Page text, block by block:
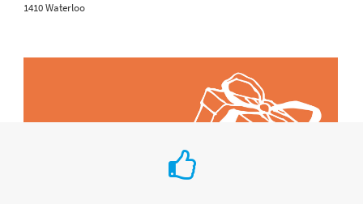
1410 Waterloo